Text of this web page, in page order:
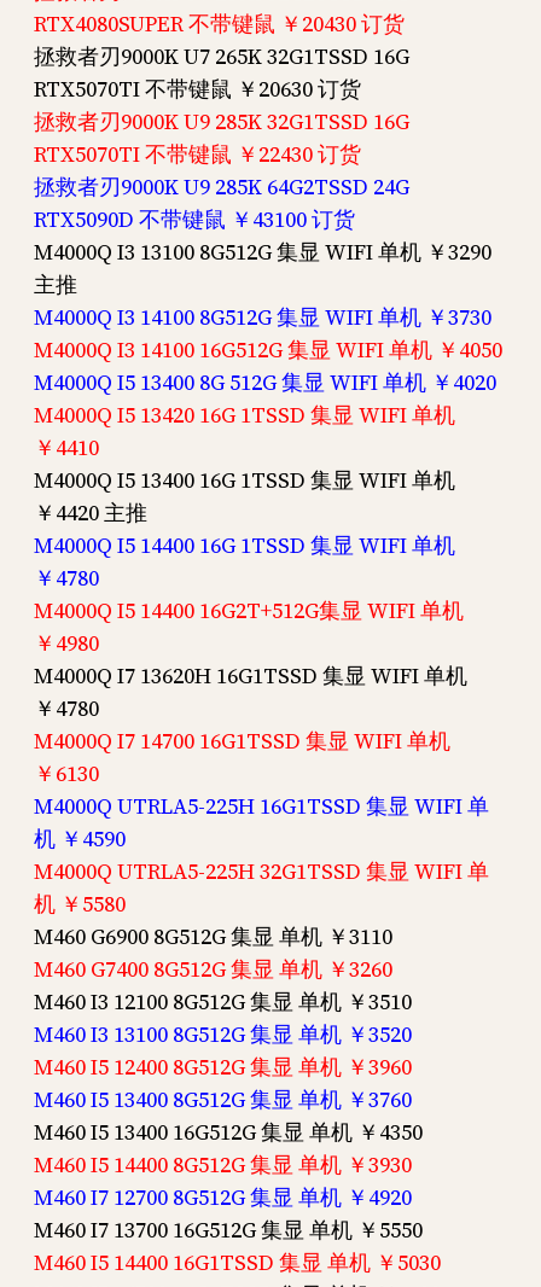
RTX4080SUPER 不带键鼠 ￥20430 订货
拯救者刃9000K U7 265K 32G1TSSD 16G
RTX5070TI 不带键鼠 ￥20630 订货
拯救者刃9000K U9 285K 32G1TSSD 16G
RTX5070TI 不带键鼠 ￥22430 订货
拯救者刃9000K U9 285K 64G2TSSD 24G
RTX5090D 不带键鼠 ￥43100 订货
M4000Q I3 13100 8G512G 集显 WIFI 单机 ￥3290
主推
M4000Q I3 14100 8G512G 集显 WIFI 单机 ￥3730
M4000Q I3 14100 16G512G 集显 WIFI 单机 ￥4050
M4000Q I5 13400 8G 512G 集显 WIFI 单机 ￥4020
M4000Q I5 13420 16G 1TSSD 集显 WIFI 单机
￥4410
M4000Q I5 13400 16G 1TSSD 集显 WIFI 单机
￥4420 主推
M4000Q I5 14400 16G 1TSSD 集显 WIFI 单机
￥4780
M4000Q I5 14400 16G2T+512G集显 WIFI 单机
￥4980
M4000Q I7 13620H 16G1TSSD 集显 WIFI 单机
￥4780
M4000Q I7 14700 16G1TSSD 集显 WIFI 单机
￥6130
M4000Q UTRLA5-225H 16G1TSSD 集显 WIFI 单
机 ￥4590
M4000Q UTRLA5-225H 32G1TSSD 集显 WIFI 单
机 ￥5580
M460 G6900 8G512G 集显 单机 ￥3110
M460 G7400 8G512G 集显 单机 ￥3260
M460 I3 12100 8G512G 集显 单机 ￥3510
M460 I3 13100 8G512G 集显 单机 ￥3520
M460 I5 12400 8G512G 集显 单机 ￥3960
M460 I5 13400 8G512G 集显 单机 ￥3760
M460 I5 13400 16G512G 集显 单机 ￥4350
M460 I5 14400 8G512G 集显 单机 ￥3930
M460 I7 12700 8G512G 集显 单机 ￥4920
M460 I7 13700 16G512G 集显 单机 ￥5550
M460 I5 14400 16G1TSSD 集显 单机 ￥5030